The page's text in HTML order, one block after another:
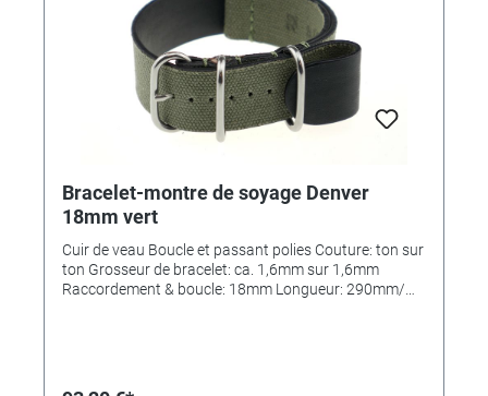
Bracelet-montre de soyage Denver
18mm vert
Cuir de veau Boucle et passant polies Couture: ton sur
ton Grosseur de bracelet: ca. 1,6mm sur 1,6mm
Raccordement & boucle: 18mm Longueur: 290mm/